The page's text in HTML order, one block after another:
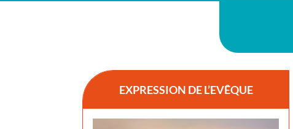
EXPRESSION DE L’EVÊQUE